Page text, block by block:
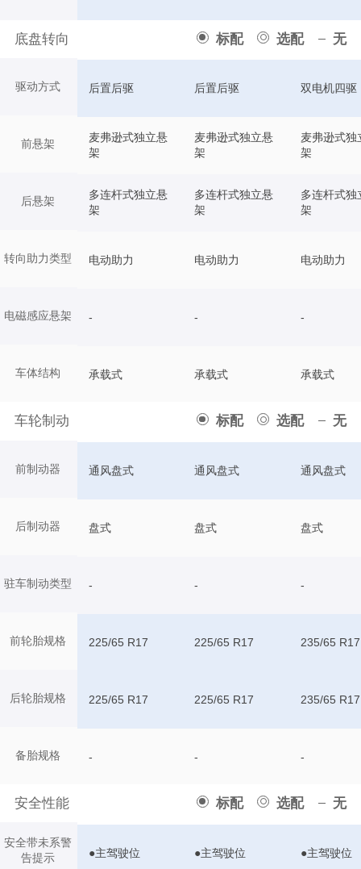
底盘转向 标配 选配 无
驱动方式
前悬架
后悬架
转向助力类型
电磁感应悬架
车体结构
车轮制动 标配 选配 无
前制动器
后制动器
驻车制动类型
前轮胎规格
后轮胎规格
备胎规格
安全性能 标配 选配 无
安全带未系警
告提示
后置后驱 后置后驱 双电机四驱
麦弗逊式独立悬
架
麦弗逊式独立悬
架
麦弗逊式独
架
多连杆式独立悬
架
多连杆式独立悬
架
多连杆式独
架
电动助力 电动助力 电动助力
- - -
承载式 承载式 承载式
通风盘式 通风盘式 通风盘式
盘式 盘式 盘式
- - -
225/65 R17 225/65 R17 235/65 R17
225/65 R17 225/65 R17 235/65 R17
- - -
●主驾驶位 ●主驾驶位 ●主驾驶位